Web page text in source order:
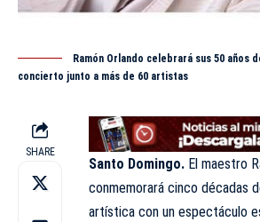
Ramón Orlando celebrará sus 50 años
concierto junto a más de 60 artistas
SHARE
Santo Domingo. El maestro
conmemorará cinco décadas
artística con un espectáculo